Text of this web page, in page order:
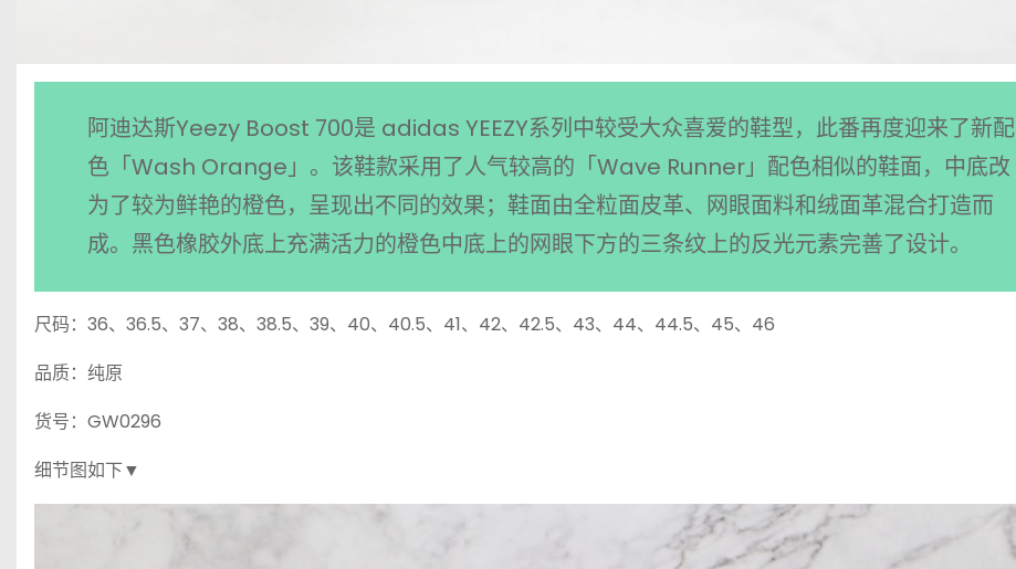
阿迪达斯Yeezy Boost 700是 adidas YEEZY系列中较受大众喜爱的鞋型，此番再度迎来了新配
色「Wash Orange」。该鞋款采用了人气较高的「Wave Runner」配色相似的鞋面，中底改
为了较为鲜艳的橙色，呈现出不同的效果；鞋面由全粒面皮革、网眼面料和绒面革混合打造而
成。黑色橡胶外底上充满活力的橙色中底上的网眼下方的三条纹上的反光元素完善了设计。
尺码：36、36.5、37、38、38.5、39、40、40.5、41、42、42.5、43、44、44.5、45、46
品质：纯原
货号：GW0296
细节图如下▼